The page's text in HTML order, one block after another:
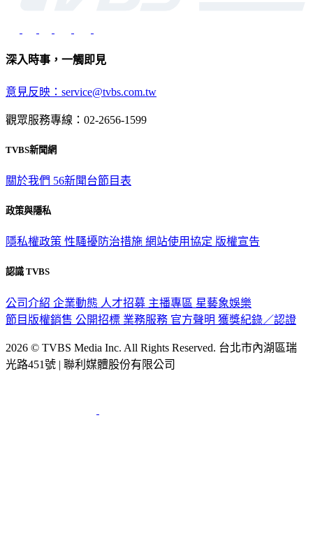
深入時事，一觸即見
意見反映：service@tvbs.com.tw
觀眾服務專線：02-2656-1599
TVBS新聞網
關於我們 56新聞台節目表
政策與隱私
隱私權政策 性騷擾防治措施 網站使用協定 版權宣告
認識 TVBS
公司介紹 企業動態 人才招募 主播專區 星藝象娛樂
節目版權銷售 公開招標 業務服務 官方聲明 獲獎紀錄／認證
2026 © TVBS Media Inc. All Rights Reserved. 台北市內湖區瑞
光路451號 | 聯利媒體股份有限公司